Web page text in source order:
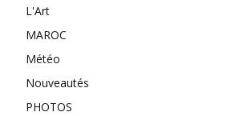
L'Art
MAROC
Météo
Nouveautés
PHOTOS